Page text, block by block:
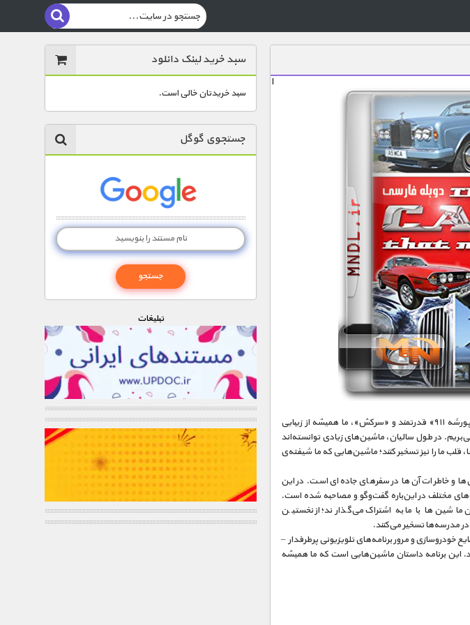
ا
از «استون مارتین» زیبا و براق گرفته تا «پورشه ۹۱۱» قدرتمند و «سرکش»، ما همیشه از زیبایی
در طول سالیان، ماشین‌های زیادی توانسته‌اند
قلب ما را نیز تسخیر کنند؛ ماشین‌هایی که ما شیفته‌ی
و خاطرات آن‌ها در سفرهای جاده‌ای است. در این
مختلف در این‌باره گفت‌و‌گو و مصاحبه شده است.
ماشین‌ها با ما به اشتراک می‌گذارند؛ از نخستین
در مدرسه‌ها تسخیر می‌کنند.
خودروسازی و مرور برنامه‌های تلویزیونی پرطرفدار –
این برنامه داستان ماشین‌هایی است که ما همیشه
سبد خرید لینک دانلود
سبد خریدتان خالی است.
جستجوی گوگل
تبليغات